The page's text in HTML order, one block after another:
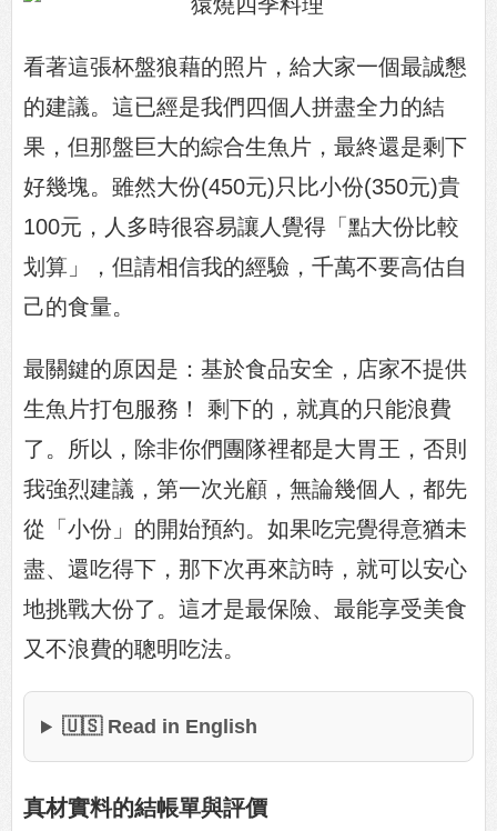
看著這張杯盤狼藉的照片，給大家一個最誠懇
的建議。這已經是我們四個人拼盡全力的結
果，但那盤巨大的綜合生魚片，最終還是剩下
好幾塊。雖然大份(450元)只比小份(350元)貴
100元，人多時很容易讓人覺得「點大份比較
划算」，但請相信我的經驗，千萬不要高估自
己的食量。
最關鍵的原因是：基於食品安全，店家不提供
生魚片打包服務！ 剩下的，就真的只能浪費
了。所以，除非你們團隊裡都是大胃王，否則
我強烈建議，第一次光顧，無論幾個人，都先
從「小份」的開始預約。如果吃完覺得意猶未
盡、還吃得下，那下次再來訪時，就可以安心
地挑戰大份了。這才是最保險、最能享受美食
又不浪費的聰明吃法。
🇺🇸 Read in English
真材實料的結帳單與評價